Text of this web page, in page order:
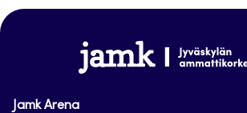
www.jamk.fi
Jamk Arena